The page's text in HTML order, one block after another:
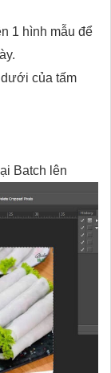
1 hình mẫu để
của tấm
Batch lên